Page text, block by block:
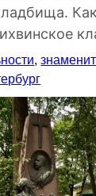
,